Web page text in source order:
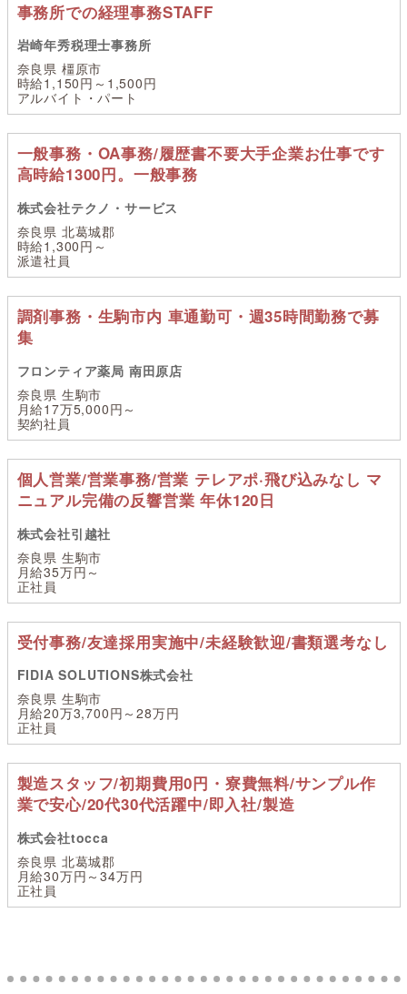
事務所での経理事務STAFF
岩崎年秀税理士事務所
奈良県 橿原市
時給1,150円～1,500円
アルバイト・パート
一般事務・OA事務/履歴書不要大手企業お仕事です
高時給1300円。一般事務
株式会社テクノ・サービス
奈良県 北葛城郡
時給1,300円～
派遣社員
調剤事務・生駒市内 車通勤可・週35時間勤務で募
集
フロンティア薬局 南田原店
奈良県 生駒市
月給17万5,000円～
契約社員
個人営業/営業事務/営業 テレアポ·飛び込みなし マ
ニュアル完備の反響営業 年休120日
株式会社引越社
奈良県 生駒市
月給35万円～
正社員
受付事務/友達採用実施中/未経験歓迎/書類選考なし
FIDIA SOLUTIONS株式会社
奈良県 生駒市
月給20万3,700円～28万円
正社員
製造スタッフ/初期費用0円・寮費無料/サンプル作
業で安心/20代30代活躍中/即入社/製造
株式会社tocca
奈良県 北葛城郡
月給30万円～34万円
正社員